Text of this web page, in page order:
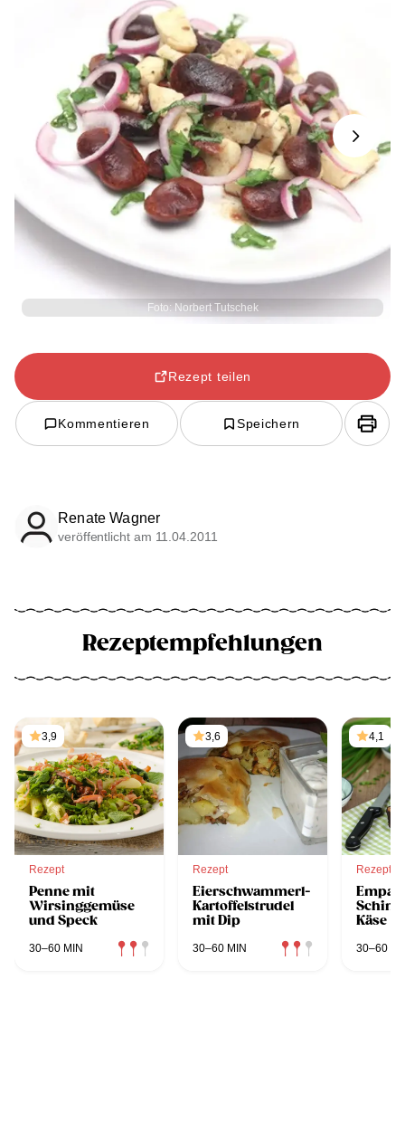
Foto: Norbert Tutschek
Next
Rezept teilen
Kommentieren Speichern
Renate Wagner
veröffentlicht am 11.04.2011
Rezeptempfehlungen
3,9
Rezept
Penne mit
Wirsinggemüse
und Speck
30–60 MIN
3,6
Rezept
Eierschwammerl-
Kartoffelstrudel
mit Dip
30–60 MIN
4,1
Rezept
Käse
30–60